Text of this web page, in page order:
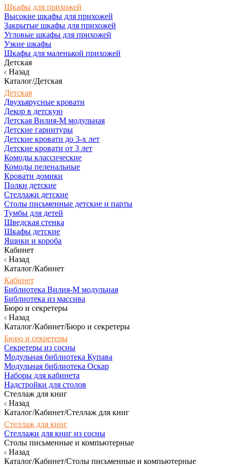
Шкафы для прихожей
Высокие шкафы для прихожей
Закрытые шкафы для прихожей
Угловые шкафы для прихожей
Узкие шкафы
Шкафы для маленькой прихожей
Детская
Назад
Каталог/Детская
Детская
Двухъярусные кровати
Декор в детскую
Детская Вилия-М модульная
Детские гарнитуры
Детские кровати до 3-х лет
Детские кровати от 3 лет
Комоды классические
Комоды пеленальные
Кровати домики
Полки детские
Стеллажи детские
Столы письменные детские и парты
Тумбы для детей
Шведская стенка
Шкафы детские
Ящики и короба
Кабинет
Назад
Каталог/Кабинет
Кабинет
Библиотека Вилия-М модульная
Библиотека из массива
Бюро и секретеры
Назад
Каталог/Кабинет/Бюро и секретеры
Бюро и секретеры
Секретеры из сосны
Модульная библиотека Купава
Модульная библиотека Оскар
Наборы для кабинета
Надстройки для столов
Стеллаж для книг
Назад
Каталог/Кабинет/Стеллаж для книг
Стеллаж для книг
Стеллажи для книг из сосны
Столы письменные и компьютерные
Назад
Каталог/Кабинет/Столы письменные и компьютерные